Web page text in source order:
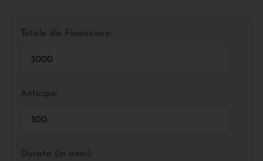
Totale da Finanziare:
Anticipo:
Durata (in anni):